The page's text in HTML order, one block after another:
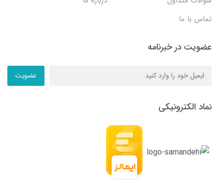
تماس با ما
عضویت در خبرنامه
عضویت
نماد الکترونیکی